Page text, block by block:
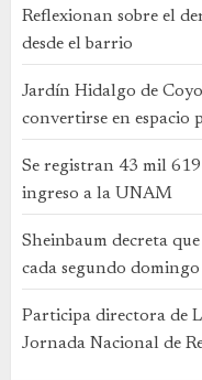
Reflexionan sobre el
desde el barrio
Jardín Hidalgo de
convertirse en espacio
Se registran 43 mil
ingreso a la UNAM
Sheinbaum decreta
cada segundo
Participa directora de
Jornada Nacional de